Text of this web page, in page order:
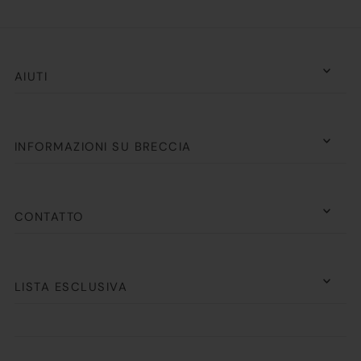
AIUTI
INFORMAZIONI SU BRECCIA
CONTATTO
LISTA ESCLUSIVA